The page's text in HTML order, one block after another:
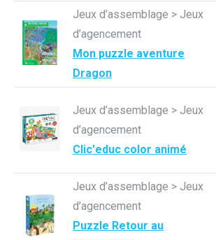
Jeux d’assemblage > Jeux
d’agencement
Mon puzzle aventure
Dragon
Jeux d’assemblage > Jeux
d’agencement
Clic'educ color animé
Jeux d’assemblage > Jeux
d’agencement
Puzzle Retour au